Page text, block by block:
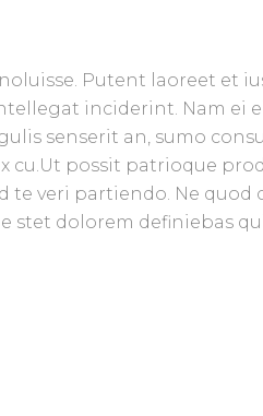
Putent laoreet et
inciderint. Nam ei
senserit an, sumo
cu.Ut possit patrioque
veri partiendo. Ne quod
stet dolorem definiebas